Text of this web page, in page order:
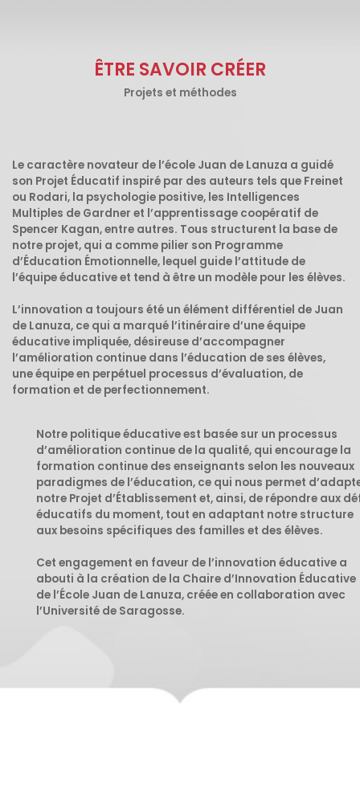
ÊTRE SAVOIR CRÉER
Projets et méthodes
Le caractère novateur de l’école Juan de Lanuza a guidé
son Projet Éducatif inspiré par des auteurs tels que Freinet
ou Rodari, la psychologie positive, les Intelligences
Multiples de Gardner et l’apprentissage coopératif de
Spencer Kagan, entre autres. Tous structurent la base de
notre projet, qui a comme pilier son Programme
d’Éducation Émotionnelle, lequel guide l’attitude de
l’équipe éducative et tend à être un modèle pour les élèves.
L’innovation a toujours été un élément différentiel de Juan
de Lanuza, ce qui a marqué l’itinéraire d’une équipe
éducative impliquée, désireuse d’accompagner
l’amélioration continue dans l’éducation de ses élèves,
une équipe en perpétuel processus d’évaluation, de
formation et de perfectionnement.
Notre politique éducative est basée sur un processus
d’amélioration continue de la qualité, qui encourage la
formation continue des enseignants selon les nouveaux
paradigmes de l’éducation, ce qui nous permet
notre Projet d’Établissement et, ainsi, de répondre aux
éducatifs du moment, tout en adaptant notre structure
aux besoins spécifiques des familles et des élèves.
Cet engagement en faveur de l’innovation éducative a
abouti à la création de la Chaire d’Innovation Éducative
de l’École Juan de Lanuza, créée en collaboration avec
l’Université de Saragosse.